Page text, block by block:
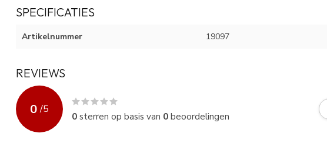
SPECIFICATIES
Artikelnummer 19097
REVIEWS
0 /5
0sterren op basis van 0beoordelingen